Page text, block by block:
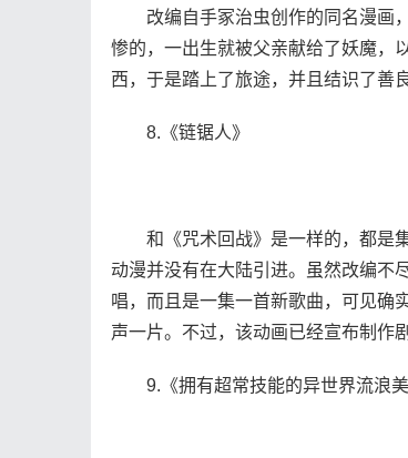
改编自手冢治虫创作的同名漫画，
惨的，一出生就被父亲献给了妖魔，
西，于是踏上了旅途，并且结识了善
8.《链锯人》
和《咒术回战》是一样的，都是集
动漫并没有在大陆引进。虽然改编不
唱，而且是一集一首新歌曲，可见确
声一片。不过，该动画已经宣布制作
9.《拥有超常技能的异世界流浪美